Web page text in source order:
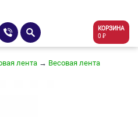
КОРЗИНА
0 ₽
лента → Весовая лента